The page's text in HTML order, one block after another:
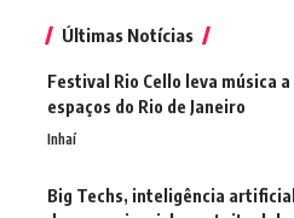
Últimas Notícias
Festival Rio Cello leva música
espaços do Rio de Janeiro
Inhaí
Big Techs, inteligência